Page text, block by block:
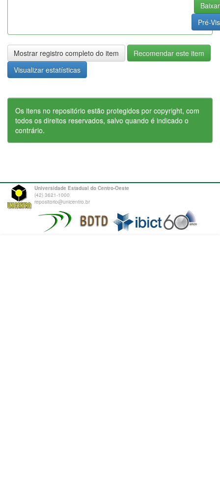
Pré-
Mostrar registro completo do item
Recomendar este item
Visualizar estatísticas
Os itens no repositório estão protegidos por copyright, com
todos os direitos reservados, salvo quando é indicado o
contrário.
Universidade Estadual do Centro-Oeste
(42) 3621-1000
repositorio@unicentro.br